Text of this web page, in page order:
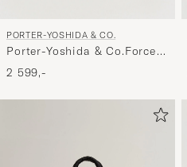
PORTER-YOSHIDA & CO.
Porter-Yoshida & Co.Force
Small Shoulder BagOlive
Drab
2 599,-